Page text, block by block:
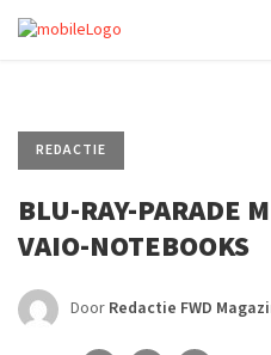
REDACTIE
BLU-RAY-PARADE
VAIO-NOTEBOOKS
Door Redactie FWD